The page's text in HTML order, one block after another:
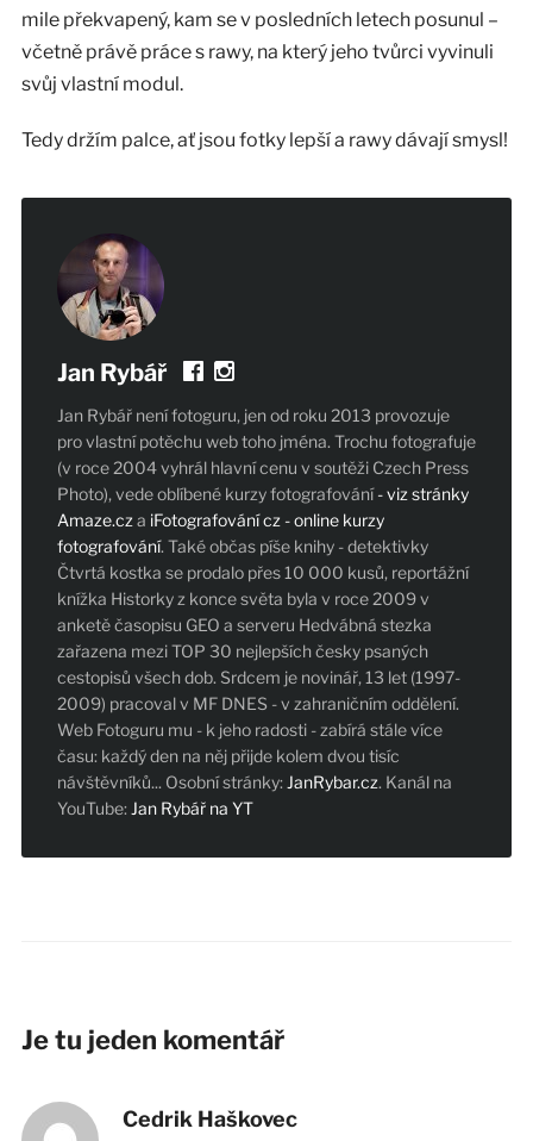
mile překvapený, kam se v posledních letech posunul –
včetně právě práce s rawy, na který jeho tvůrci vyvinuli
svůj vlastní modul.
Tedy držím palce, ať jsou fotky lepší a rawy dávají smysl!
Jan Rybář
Jan Rybář není fotoguru, jen od roku 2013 provozuje
pro vlastní potěchu web toho jména. Trochu fotografuje
(v roce 2004 vyhrál hlavní cenu v soutěži Czech Press
Photo), vede oblíbené kurzy fotografování- viz stránky
Amaze.cz a iFotografování cz - online kurzy
fotografování. Také občas píše knihy - detektivky
Čtvrtá kostka se prodalo přes 10 000 kusů, reportážní
knížka Historky z konce světa byla v roce 2009 v
anketě časopisu GEO a serveru Hedvábná stezka
zařazena mezi TOP 30 nejlepších česky psaných
cestopisů všech dob. Srdcem je novinář, 13 let (1997-
2009) pracoval v MF DNES - v zahraničním oddělení.
Web Fotoguru mu - k jeho radosti - zabírá stále více
času: každý den na něj přijde kolem dvou tisíc
návštěvníků... Osobní stránky: JanRybar.cz. Kanál na
YouTube: Jan Rybář na YT
Je tu jeden komentář
Cedrik Haškovec